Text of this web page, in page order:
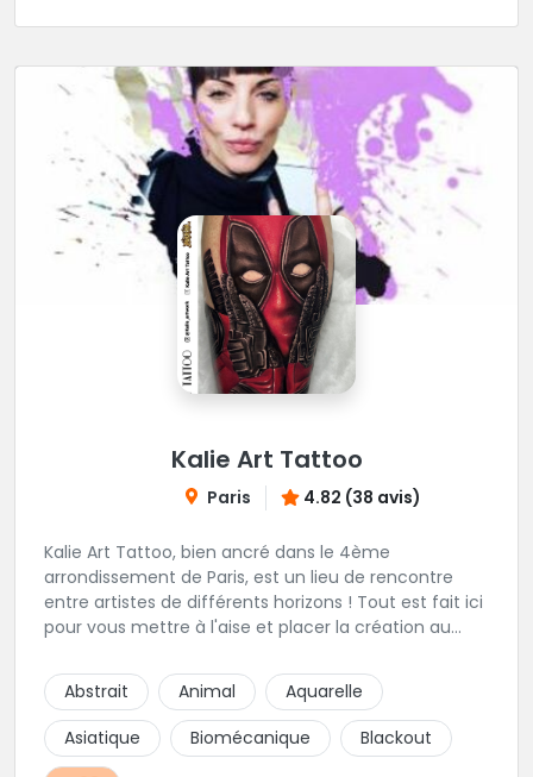
Kalie Art Tattoo
Paris 4.82 (38 avis)
Kalie Art Tattoo, bien ancré dans le 4ème
arrondissement de Paris, est un lieu de rencontre
entre artistes de différents horizons ! Tout est fait ici
pour vous mettre à l'aise et placer la création au
Abstrait
Animal
Aquarelle
Asiatique
Biomécanique
Blackout